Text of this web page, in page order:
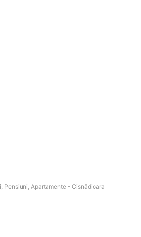
Pensiuni, Apartamente - Cisnădioara